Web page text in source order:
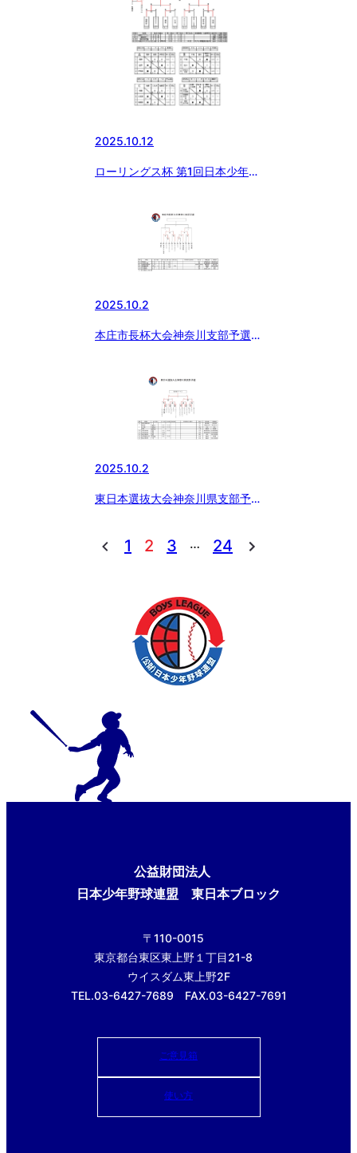
2025.10.12
ローリングス杯 第1回日本少年野
2025.10.2
本庄市長杯大会神奈川支部予選に
2025.10.2
東日本選抜大会神奈川県支部予選
1 2 3 … 24
公益財団法人
日本少年野球連盟 東日本ブロック
〒110-0015
東京都台東区東上野１丁目21-8
ウイスダム東上野2F
TEL.03-6427-7689 FAX.03-6427-7691
ご意見箱
使い方